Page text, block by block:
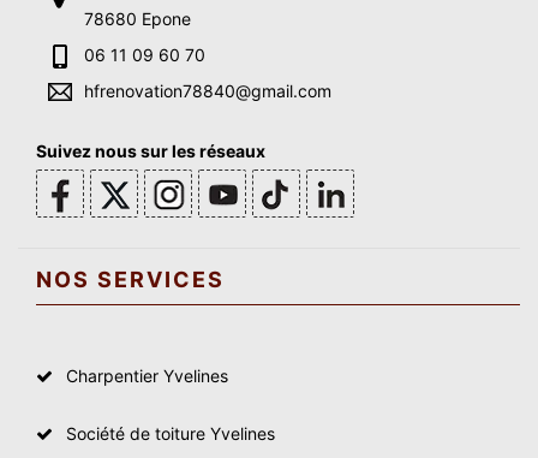
78680 Epone
06 11 09 60 70
hfrenovation78840@gmail.com
Suivez nous sur les réseaux
NOS SERVICES
Charpentier Yvelines
Société de toiture Yvelines